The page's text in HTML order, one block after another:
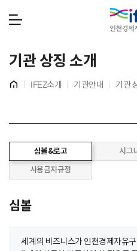
기관 상징 소개
IFEZ소개 기관안내
기관
작
심볼&로고 시그
사용금지규정
심볼
세계의 비즈니스가 인천경제자유